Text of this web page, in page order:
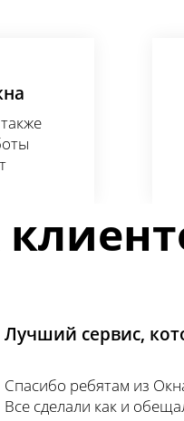
Лучший сервис,
Спасибо ребятам из
Все сделали как и